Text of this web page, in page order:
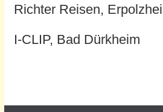
Richter Reisen,
I-CLIP, Bad Dürkheim